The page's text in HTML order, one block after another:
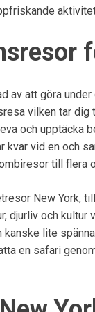
av att göra
vilken tar
och upptäcka
kvar vid en och
till flera
New York,
djurliv och
lite
en safari